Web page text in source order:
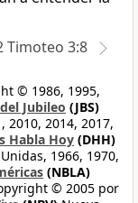
Timoteo 3:8
© 1986, 1995,
Jubileo (JBS)
2010, 2014, 2017,
Habla Hoy (DHH)
1966, 1970,
(NBLA)
© 2005 por